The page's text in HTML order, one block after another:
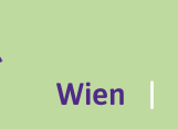
Wien |